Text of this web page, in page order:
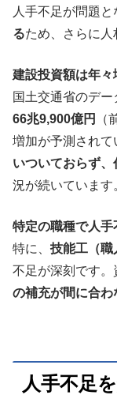
人手不足が問題と
るため、さらに人
建設投資額は年々
国土交通省のデー
66兆9,900億円
（
増加が予測されて
いついておらず
況が続いています
特定の職種で人手
特に、 技能工（職
不足が深刻です。
の補充が間に合わ
人手不足